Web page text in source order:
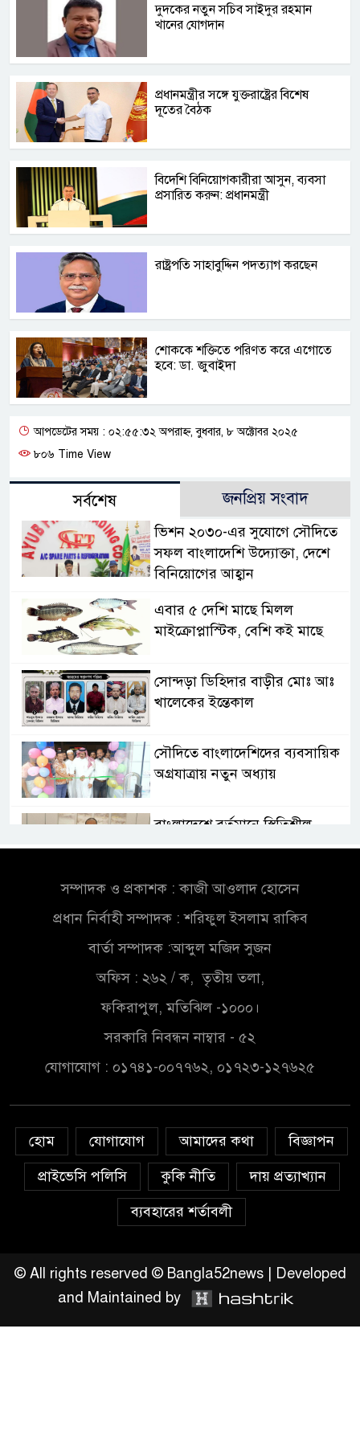
দুদকের নতুন সচিব সাইদুর রহমান
খানের যোগদান
প্রধানমন্ত্রীর সঙ্গে যুক্তরাষ্ট্রের বিশেষ
দূতের বৈঠক
বিদেশি বিনিয়োগকারীরা আসুন, ব্যবসা
প্রসারিত করুন: প্রধানমন্ত্রী
রাষ্ট্রপতি সাহাবুদ্দিন পদত্যাগ করছেন
শোককে শক্তিতে পরিণত করে এগোতে
হবে: ডা. জুবাইদা
আপডেটের সময় : ০২:৫৫:৩২ অপরাহ্ন, বুধবার, ৮ অক্টোবর ২০২৫
৮০৬ Time View
সর্বশেষ জনপ্রিয় সংবাদ
ভিশন ২০৩০-এর সুযোগে সৌদিতে
সফল বাংলাদেশি উদ্যোক্তা, দেশে
বিনিয়োগের আহ্বান
এবার ৫ দেশি মাছে মিলল
মাইক্রোপ্লাস্টিক, বেশি কই মাছে
সোন্দড়া ডিহিদার বাড়ীর মোঃ আঃ
খালেকের ইন্তেকাল
সৌদিতে বাংলাদেশিদের ব্যবসায়িক
অগ্রযাত্রায় নতুন অধ্যায়
বাংলাদেশে বর্তমানে স্থিতিশীল
সরকার,প্রবাসীদের বিনিয়োগের
সরকার,প্রবাসীদের বিনিয়োগের
এখনই উপযুক্ত সময়
চাঁদপুরে মাটির নিচে গাঁজার ড্রাম,
মাদক কারবারি আটক
সংশোধনের দাবিতে ফরিদগঞ্জে
অনলাইন জুয়ার অবৈধ লেনদেনে
জড়িয়ে পড়ছে স্থানীয় বিকাশ এজেন্ট;
ক্ষুব্ধ এলাকাবাসী।।
জিয়ানগরের বলেশ্বর নদীতে যৌথ
সম্পাদক ও প্রকাশক : কাজী আওলাদ হোসেন
প্রধান নির্বাহী সম্পাদক : শরিফুল ইসলাম রাকিব
বার্তা সম্পাদক :আব্দুল মজিদ সুজন
অফিস : ২৬২ / ক, তৃতীয় তলা,
ফকিরাপুল, মতিঝিল -১০০০।
সরকারি নিবন্ধন নাম্বার - ৫২
যোগাযোগ : ০১৭৪১-০০৭৭৬২, ০১৭২৩-১২৭৬২৫
হোম যোগাযোগ আমাদের কথা
বিজ্ঞাপন
প্রাইভেসি পলিসি
কুকি নীতি
দায় প্রত্যাখ্যান
ব্যবহারের শর্তাবলী
© All rights reserved © Bangla52news | Developed
and Maintained by